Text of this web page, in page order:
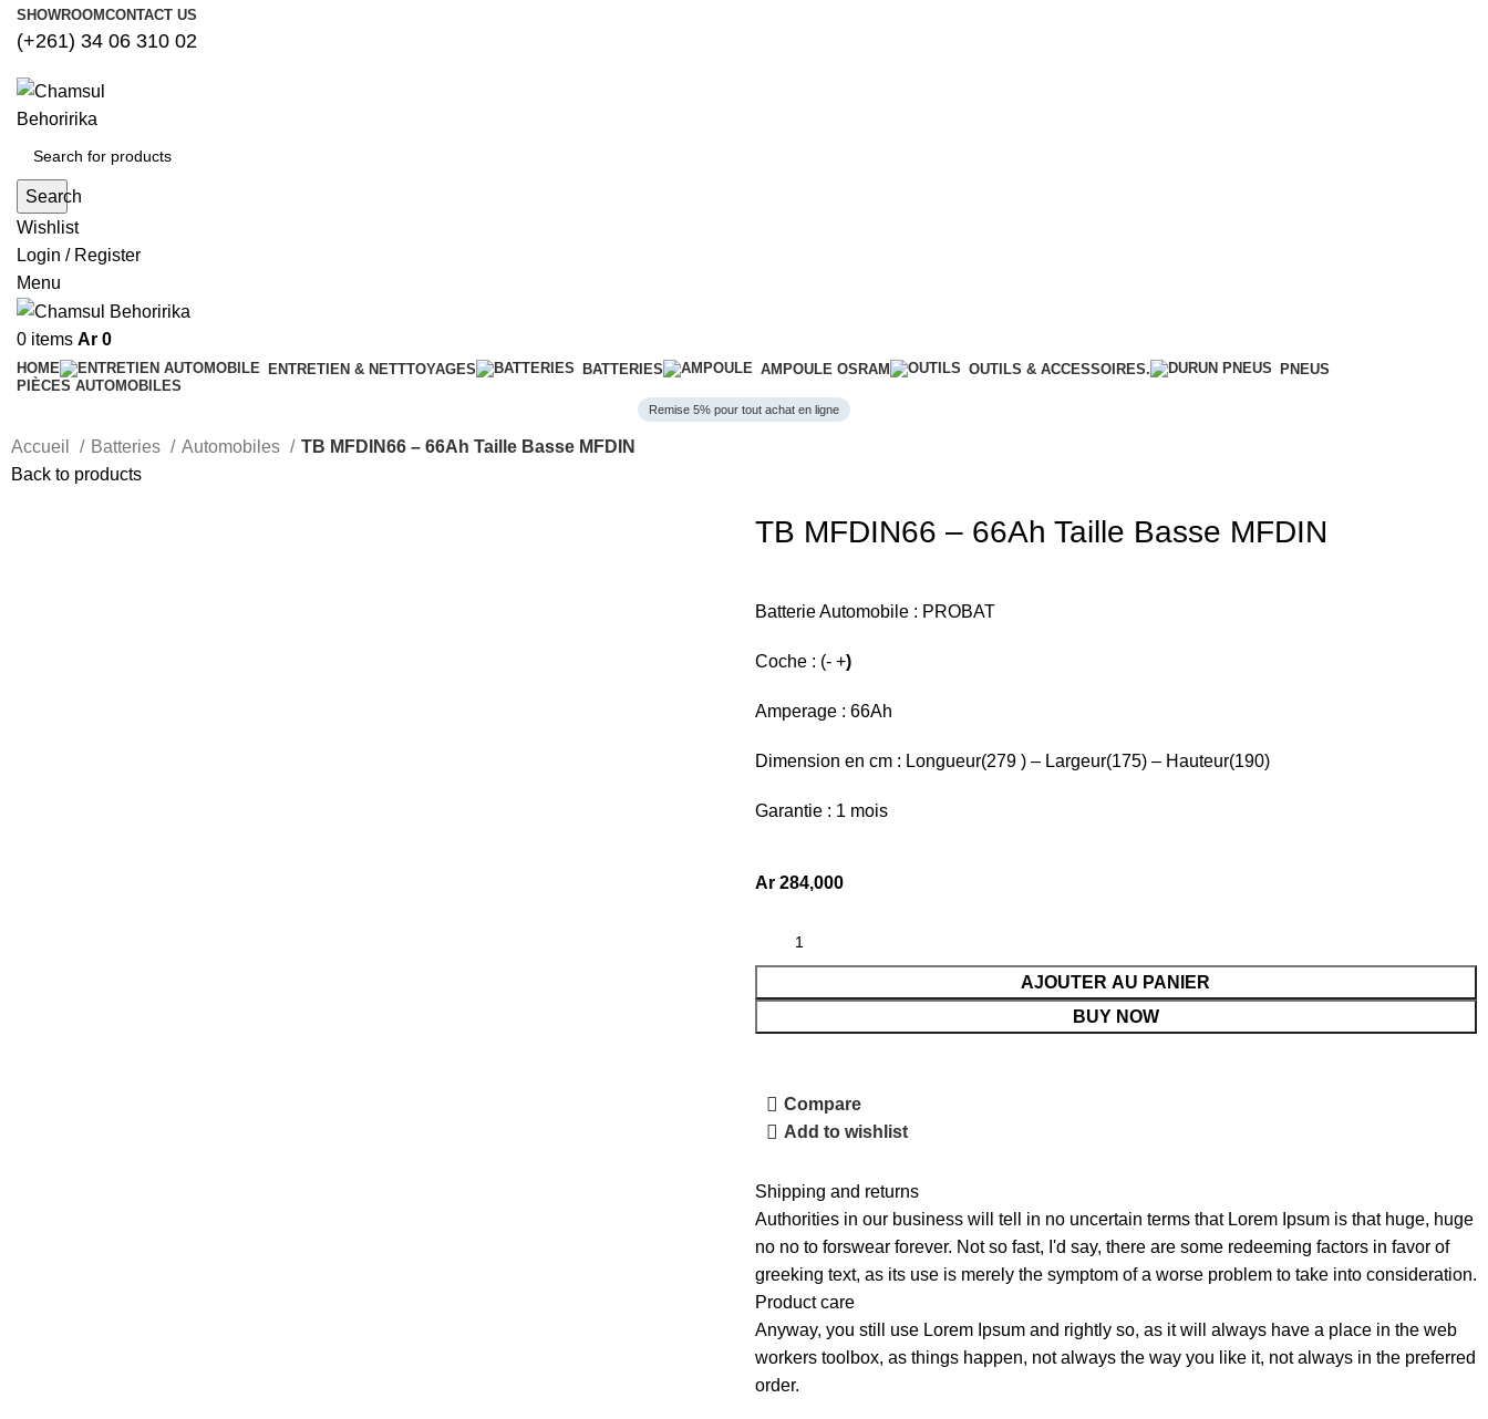
SHOWROOMCONTACT US
(+261) 34 06 310 02
Search
Wishlist
Login / Register
Menu
0 items Ar 0
HOME ENTRETIEN & NETTTOYAGES BATTERIES AMPOULE OSRAM OUTILS & ACCESSOIRES.
PNEUS
PIÈCES AUTOMOBILES
Remise 5% pour tout achat en ligne
Accueil Batteries Automobiles
TB MFDIN66 – 66Ah Taille Basse MFDIN
Back to products
TB MFDIN66 – 66Ah Taille Basse MFDIN
Batterie Automobile : PROBAT
Coche : (- +)
Amperage : 66Ah
Dimension en cm : Longueur(279 ) – Largeur(175) – Hauteur(190)
Garantie : 1 mois
Ar 284,000
AJOUTER AU PANIER
BUY NOW
Compare
Add to wishlist
Shipping and returns
Authorities in our business will tell in no uncertain terms that Lorem Ipsum is that huge, huge
no no to forswear forever. Not so fast, I'd say, there are some redeeming factors in favor of
greeking text, as its use is merely the symptom of a worse problem to take into consideration.
Product care
Anyway, you still use Lorem Ipsum and rightly so, as it will always have a place in the web
workers toolbox, as things happen, not always the way you like it, not always in the preferred
order.